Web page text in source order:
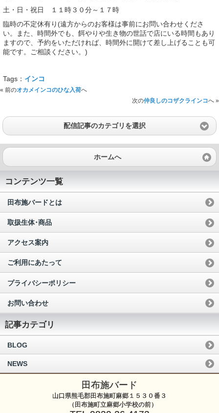
土・日・祝日 １１時３０分～１７時
臨時の不定休有り(遠方からのお客様は事前にお問い合わせくださ
い。また、時間外でも、餌やりや生き物の世話で店にいる時間もあり
ますので、予約をいただければ、時間外に開けて差し上げることも可
能です。ご相談ください。)
Tags： インコ
« 前のオカメインコのひな入荷へ
次の仲良しのコザクラインコへ »
配信記事のカテゴリを選択
ホームへ
コンテンツ一覧
田布施バードとは
取扱生体･商品
アクセス案内
ご利用にあたって
プライバシーポリシー
お問い合わせ
記事カテゴリ
BLOG
NEWS
田布施バード
山口県熊毛郡田布施町麻郷１５３０番３
（田布施町立麻郷小学校の前）